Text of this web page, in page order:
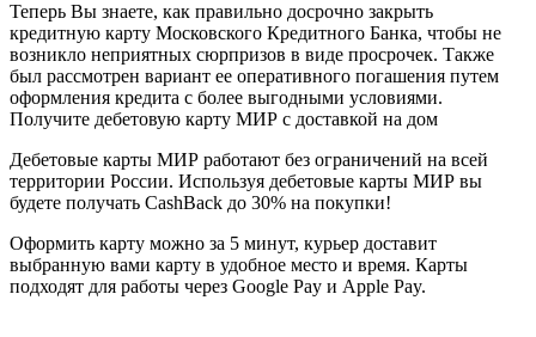
Теперь Вы знаете, как правильно досрочно закрыть
кредитную карту Московского Кредитного Банка, чтобы не
возникло неприятных сюрпризов в виде просрочек. Также
был рассмотрен вариант ее оперативного погашения путем
оформления кредита с более выгодными условиями.
Получите дебетовую карту МИР с доставкой на дом
Дебетовые карты МИР работают без ограничений на всей
территории России. Используя дебетовые карты МИР вы
будете получать CashBack до 30% на покупки!
Оформить карту можно за 5 минут, курьер доставит
выбранную вами карту в удобное место и время. Карты
подходят для работы через Google Pay и Apple Pay.